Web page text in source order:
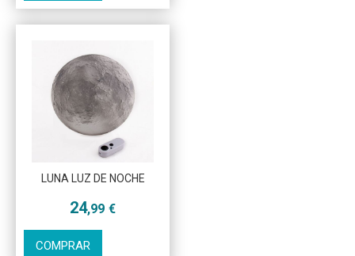
LUNA LUZ DE NOCHE
24,99 €
COMPRAR
Más info